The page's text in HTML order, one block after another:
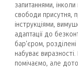
запитаннями,
свободи присутня,
інструкціями,
адаптації до
бар’єром,
набуває
помічаємо, але